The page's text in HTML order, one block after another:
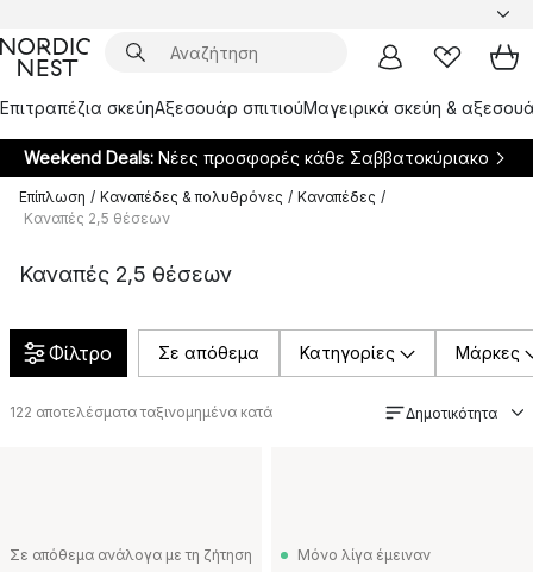
Επιτραπέζια σκεύηΑξεσουάρ σπιτιούΜαγειρικά σκεύη &
Weekend Deals: Νέες προσφορές κάθε Σαββατοκύριακο
Επίπλωση / Καναπέδες & πολυθρόνες / Καναπέδες /
Καναπές 2,5 θέσεων
Καναπές 2,5 θέσεων
Φίλτρο Σε απόθεμα Κατηγορίες Μάρκες
122 αποτελέσματα ταξινομημένα κατά Δημοτικότητα
Σε απόθεμα ανάλογα με τη ζήτηση Μόνο λίγα έμειναν